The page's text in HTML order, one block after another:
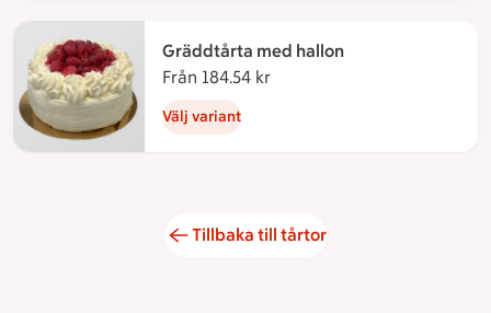
Gräddtårta med hallon
Från 184.54 kr
Välj variant
Tillbaka till tårtor